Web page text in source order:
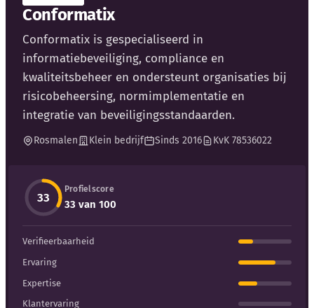
Bedrijfsupdates
Externe bronnen
Woordenboek
Auteurs
Conformatix
Conformatix is gespecialiseerd in
informatiebeveiliging, compliance en
kwaliteitsbeheer en ondersteunt organisaties bij
risicobeheersing, normimplementatie en
integratie van beveiligingsstandaarden.
Rosmalen Klein bedrijf Sinds 2016 KvK 78536022
33
Profielscore
33 van 100
Verifieerbaarheid
Ervaring
Expertise
Klantervaring